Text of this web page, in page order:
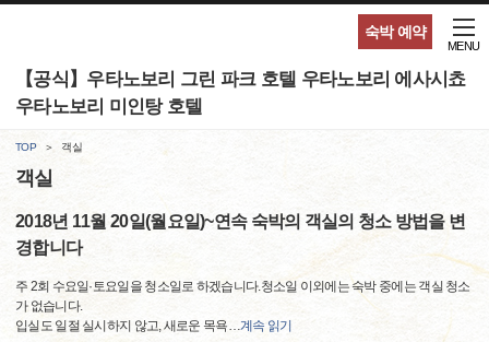
숙박 예약
【공식】우타노보리 그린 파크 호텔 우타노보리 에사시쵸
우타노보리 미인탕 호텔
MENU
TOP 객실
객실
2018년 11월 20일(월요일)~연속 숙박의 객실의 청소 방법을 변
경합니다
주 2회 수요일·토요일을 청소일로 하겠습니다.청소일 이외에는 숙박 중에는 객실 청소
가 없습니다.
입실도 일절 실시하지 않고, 새로운 목욕…계속 읽기